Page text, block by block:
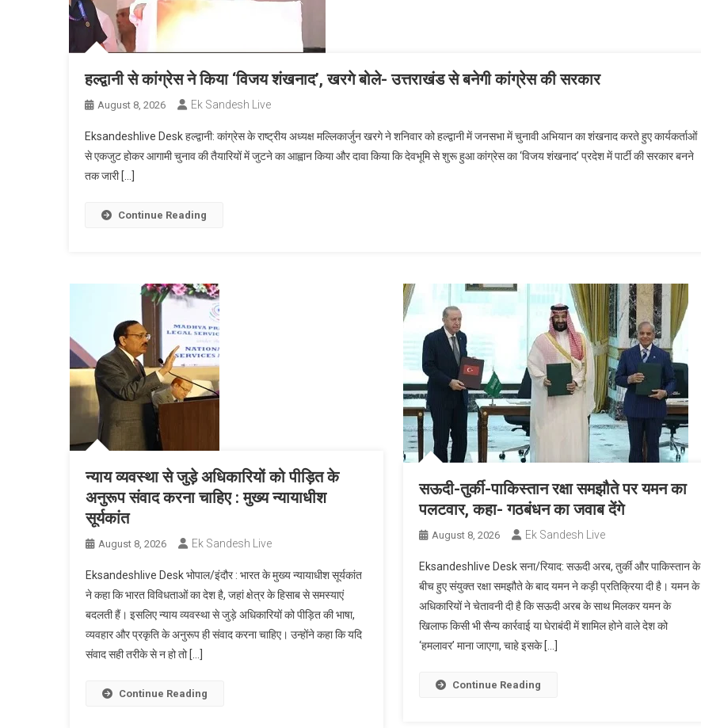
हल्द्वानी से कांग्रेस ने किया ‘विजय शंखनाद’, खरगे बोले- उत्तराखंड से बनेगी कांग्रेस की सरकार
August 8, 2026 Ek Sandesh Live
Eksandeshlive Desk हल्द्वानी: कांग्रेस के राष्ट्रीय अध्यक्ष मल्लिकार्जुन खरगे ने शनिवार को हल्द्वानी में जनसभा में चुनावी अभियान का शंखनाद करते हुए कार्यकर्ताओं
से एकजुट होकर आगामी चुनाव की तैयारियों में जुटने का आह्वान किया और दावा किया कि देवभूमि से शुरू हुआ कांग्रेस का ‘विजय शंखनाद’ प्रदेश में पार्टी की सरकार बनने
तक जारी […]
Continue Reading
न्याय व्यवस्था से जुड़े अधिकारियों को पीड़ित के
अनुरूप संवाद करना चाहिए : मुख्य न्यायाधीश
सूर्यकांत
August 8, 2026 Ek Sandesh Live
Eksandeshlive Desk भोपाल/इंदौर : भारत के मुख्य न्यायाधीश सूर्यकांत
ने कहा कि भारत विविधताओं का देश है, जहां क्षेत्र के हिसाब से समस्याएं
बदलती हैं। इसलिए न्याय व्यवस्था से जुड़े अधिकारियों को पीड़ित की भाषा,
व्यवहार और प्रकृति के अनुरूप ही संवाद करना चाहिए। उन्होंने कहा कि यदि
संवाद सही तरीके से न हो तो […]
Continue Reading
सऊदी-तुर्की-पाकिस्तान रक्षा समझौते पर यमन का
पलटवार, कहा- गठबंधन का जवाब देंगे
August 8, 2026 Ek Sandesh Live
Eksandeshlive Desk सना/रियाद: सऊदी अरब, तुर्की और पाकिस्तान के
बीच हुए संयुक्त रक्षा समझौते के बाद यमन ने कड़ी प्रतिक्रिया दी है। यमन के
अधिकारियों ने चेतावनी दी है कि सऊदी अरब के साथ मिलकर यमन के
खिलाफ किसी भी सैन्य कार्रवाई या घेराबंदी में शामिल होने वाले देश को
‘हमलावर’ माना जाएगा, चाहे इसके […]
Continue Reading